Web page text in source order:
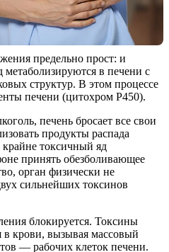
предельно прост: и
в печени с
структур. В этом процессе
печени (цитохром P450).
печень бросает все свои
продукты распада
токсичный яд
принять обезболивающее
орган физически не
сильнейших токсинов
блокируется. Токсины
в крови, вызывая массовый
— рабочих клеток печени.